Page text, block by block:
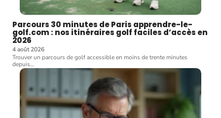
Parcours 30 minutes de Paris apprendre-le-
golf.com : nos itinéraires golf faciles d’accès en
2026
4 août 2026
Trouver un parcours de golf accessible en moins de trente minutes
depuis…